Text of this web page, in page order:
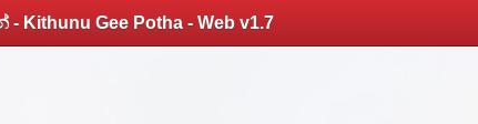
Gee Potha - Web v1.7